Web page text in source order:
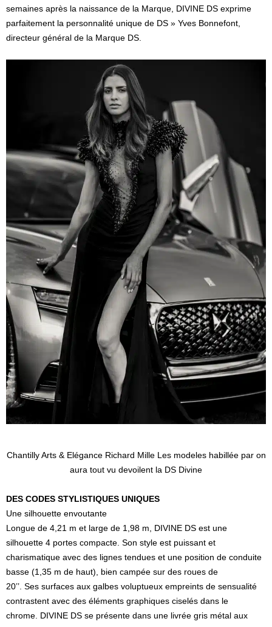
semaines après la naissance de la Marque, DIVINE DS exprime
parfaitement la personnalité unique de DS » Yves Bonnefont,
directeur général de la Marque DS.
Chantilly Arts & Elégance Richard Mille Les modeles habillée par on
aura tout vu devoilent la DS Divine
DES CODES STYLISTIQUES UNIQUES
Une silhouette envoutante
Longue de 4,21 m et large de 1,98 m, DIVINE DS est une
silhouette 4 portes compacte. Son style est puissant et
charismatique avec des lignes tendues et une position de conduite
basse (1,35 m de haut), bien campée sur des roues de
20’’. Ses surfaces aux galbes voluptueux empreints de sensualité
contrastent avec des éléments graphiques ciselés dans le
chrome. DIVINE DS se présente dans une livrée gris métal aux